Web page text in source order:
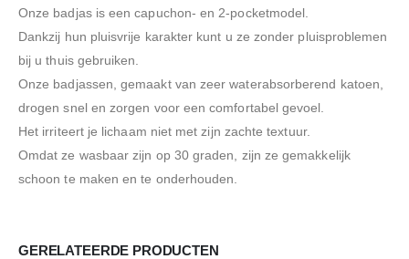
Onze badjas is een capuchon- en 2-pocketmodel.
Dankzij hun pluisvrije karakter kunt u ze zonder pluisproblemen
bij u thuis gebruiken.
Onze badjassen, gemaakt van zeer waterabsorberend katoen,
drogen snel en zorgen voor een comfortabel gevoel.
Het irriteert je lichaam niet met zijn zachte textuur.
Omdat ze wasbaar zijn op 30 graden, zijn ze gemakkelijk
schoon te maken en te onderhouden.
GERELATEERDE PRODUCTEN